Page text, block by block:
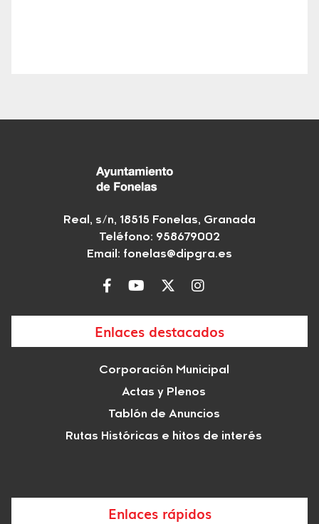
Real, s/n, 18515 Fonelas, Granada
Teléfono: 958679002
Email: fonelas@dipgra.es
Enlaces destacados
Corporación Municipal
Actas y Plenos
Tablón de Anuncios
Rutas Históricas e hitos de interés
Enlaces rápidos